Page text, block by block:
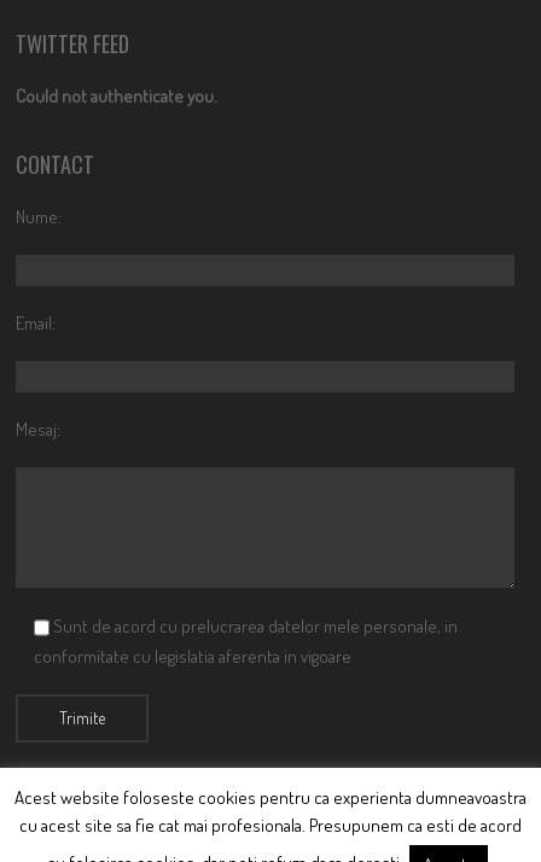
TWITTER FEED
Could not authenticate you.
CONTACT
Nume:
Email:
Mesaj:
Sunt de acord cu prelucrarea datelor mele personale, in
conformitate cu legislatia aferenta in vigoare
© Ciutacu 2015 Parte a Imperiului Ciutacesc.
Acest website foloseste cookies pentru ca experienta dumneavoastra
cu acest site sa fie cat mai profesionala. Presupunem ca esti de acord